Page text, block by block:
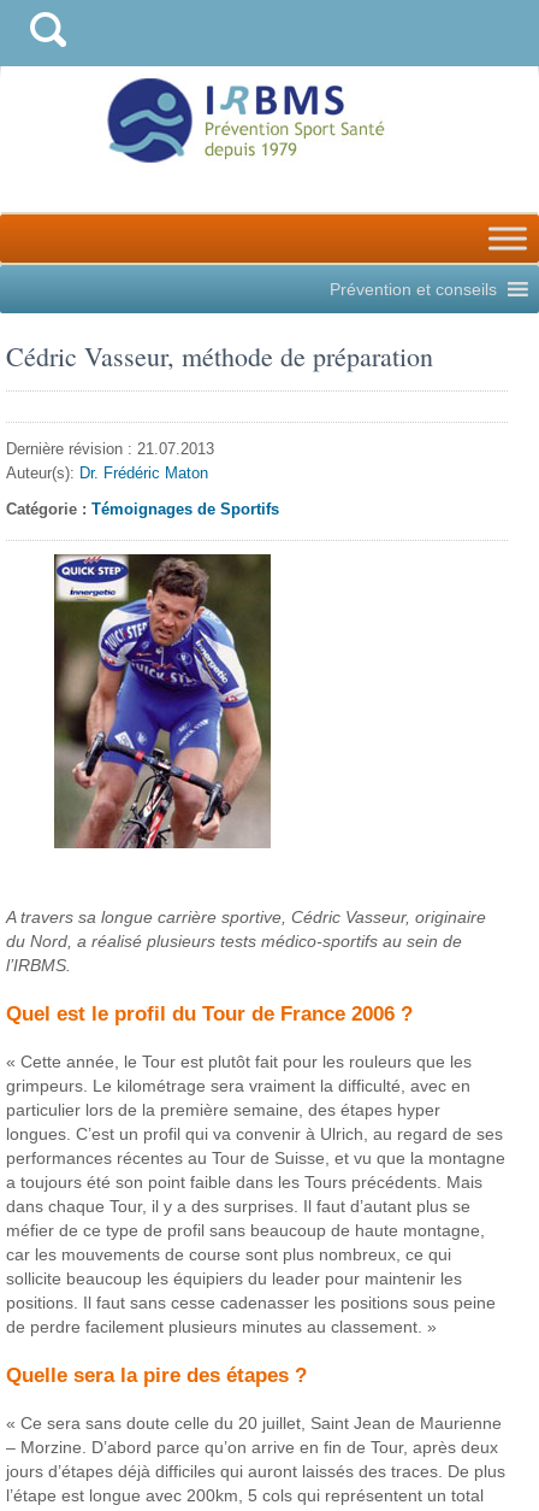
Prévention et conseils
Cédric Vasseur, méthode de préparation
Dernière révision : 21.07.2013
Auteur(s): Dr. Frédéric Maton
Catégorie :Témoignages de Sportifs
A travers sa longue carrière sportive, Cédric Vasseur, originaire
du Nord, a réalisé plusieurs tests médico-sportifs au sein de
l’IRBMS.
Quel est le profil du Tour de France 2006 ?
« Cette année, le Tour est plutôt fait pour les rouleurs que les
grimpeurs. Le kilométrage sera vraiment la difficulté, avec en
particulier lors de la première semaine, des étapes hyper
longues. C’est un profil qui va convenir à Ulrich, au regard de ses
performances récentes au Tour de Suisse, et vu que la montagne
a toujours été son point faible dans les Tours précédents. Mais
dans chaque Tour, il y a des surprises. Il faut d’autant plus se
méfier de ce type de profil sans beaucoup de haute montagne,
car les mouvements de course sont plus nombreux, ce qui
sollicite beaucoup les équipiers du leader pour maintenir les
positions. Il faut sans cesse cadenasser les positions sous peine
de perdre facilement plusieurs minutes au classement. »
Quelle sera la pire des étapes ?
« Ce sera sans doute celle du 20 juillet, Saint Jean de Maurienne
– Morzine. D’abord parce qu’on arrive en fin de Tour, après deux
jours d’étapes déjà difficiles qui auront laissés des traces. De plus
l’étape est longue avec 200km, 5 cols qui représentent un total